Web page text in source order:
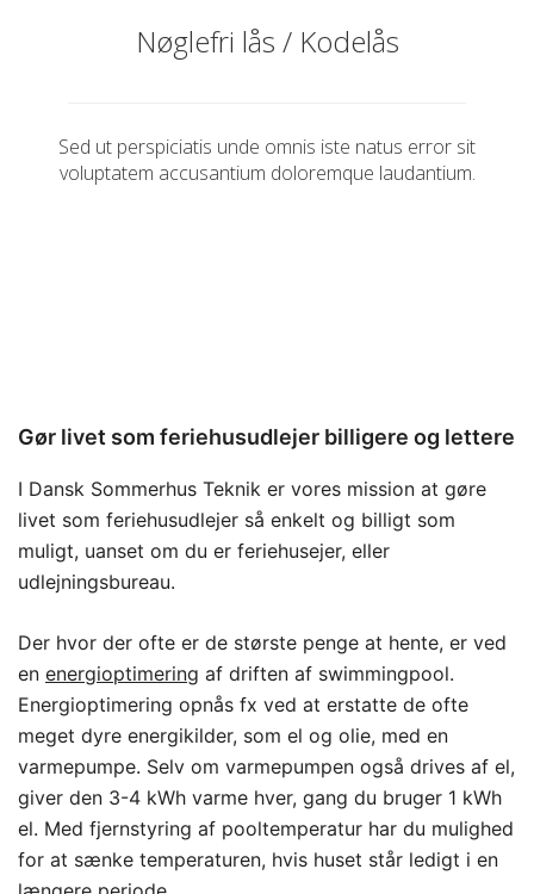
Nøglefri lås / Kodelås
Sed ut perspiciatis unde omnis iste natus error sit
voluptatem accusantium doloremque laudantium.
Gør livet som feriehusudlejer billigere og lettere
I Dansk Sommerhus Teknik er vores mission at gøre
livet som feriehusudlejer så enkelt og billigt som
muligt, uanset om du er feriehusejer, eller
udlejningsbureau.
Der hvor der ofte er de største penge at hente, er ved
en energioptimering af driften af swimmingpool.
Energioptimering opnås fx ved at erstatte de ofte
meget dyre energikilder, som el og olie, med en
varmepumpe. Selv om varmepumpen også drives af el,
giver den 3-4 kWh varme hver, gang du bruger 1 kWh
el. Med fjernstyring af pooltemperatur har du mulighed
for at sænke temperaturen, hvis huset står ledigt i en